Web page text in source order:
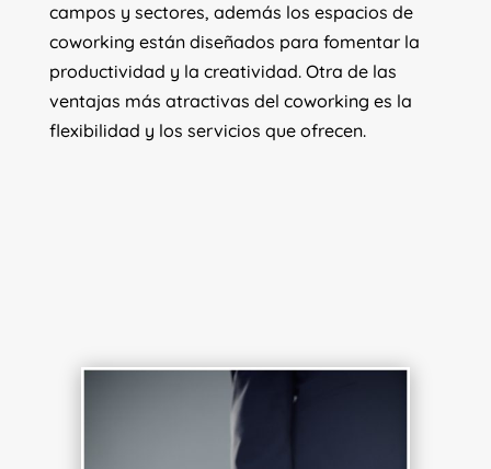
campos y sectores, además los espacios de
coworking están diseñados para fomentar la
productividad y la creatividad. Otra de las
ventajas más atractivas del coworking es la
flexibilidad y los servicios que ofrecen.